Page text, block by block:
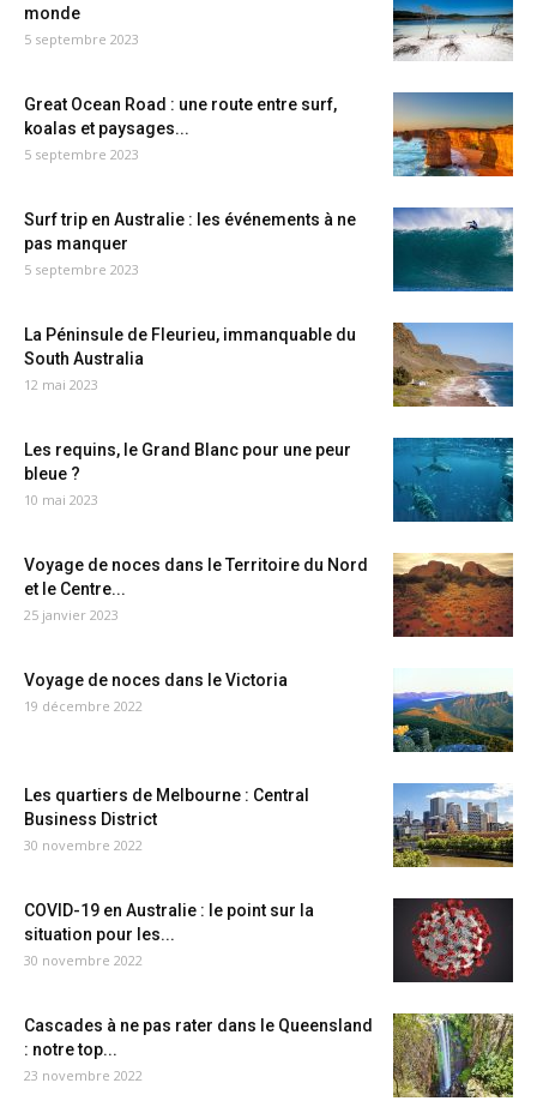
monde
5 septembre 2023
Great Ocean Road : une route entre surf,
koalas et paysages...
5 septembre 2023
Surf trip en Australie : les événements à ne
pas manquer
5 septembre 2023
La Péninsule de Fleurieu, immanquable du
South Australia
12 mai 2023
Les requins, le Grand Blanc pour une peur
bleue ?
10 mai 2023
Voyage de noces dans le Territoire du Nord
et le Centre...
25 janvier 2023
Voyage de noces dans le Victoria
19 décembre 2022
Les quartiers de Melbourne : Central
Business District
30 novembre 2022
COVID-19 en Australie : le point sur la
situation pour les...
30 novembre 2022
Cascades à ne pas rater dans le Queensland
: notre top...
23 novembre 2022